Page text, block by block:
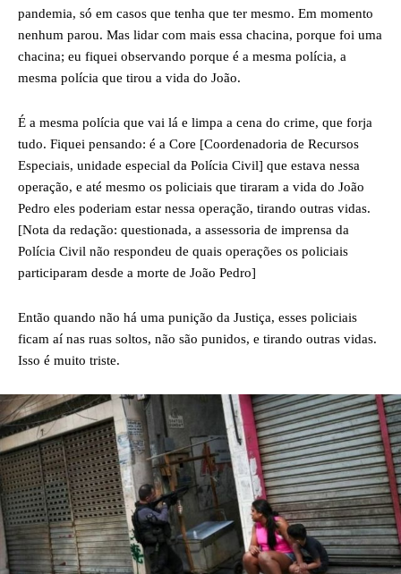
pandemia, só em casos que tenha que ter mesmo. Em momento
nenhum parou. Mas lidar com mais essa chacina, porque foi uma
chacina; eu fiquei observando porque é a mesma polícia, a
mesma polícia que tirou a vida do João.
É a mesma polícia que vai lá e limpa a cena do crime, que forja
tudo. Fiquei pensando: é a Core [Coordenadoria de Recursos
Especiais, unidade especial da Polícia Civil] que estava nessa
operação, e até mesmo os policiais que tiraram a vida do João
Pedro eles poderiam estar nessa operação, tirando outras vidas.
[Nota da redação: questionada, a assessoria de imprensa da
Polícia Civil não respondeu de quais operações os policiais
participaram desde a morte de João Pedro]
Então quando não há uma punição da Justiça, esses policiais
ficam aí nas ruas soltos, não são punidos, e tirando outras vidas.
Isso é muito triste.